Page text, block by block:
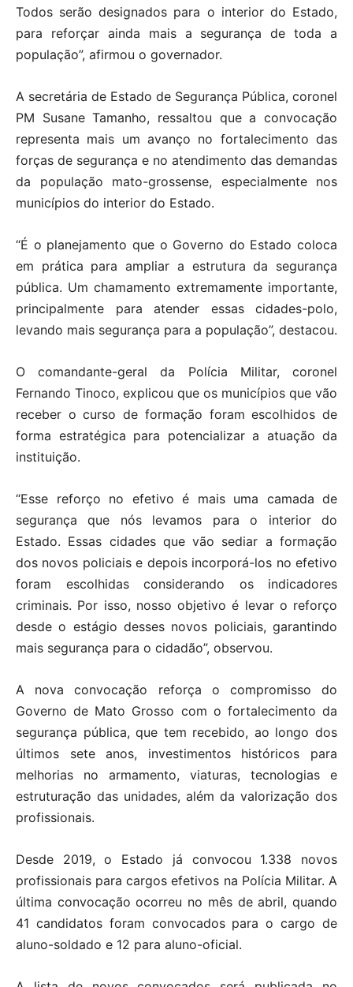
Todos serão designados para o interior do Estado,
para reforçar ainda mais a segurança de toda a
população”, afirmou o governador.
A secretária de Estado de Segurança Pública, coronel
PM Susane Tamanho, ressaltou que a convocação
representa mais um avanço no fortalecimento das
forças de segurança e no atendimento das demandas
da população mato-grossense, especialmente nos
municípios do interior do Estado.
“É o planejamento que o Governo do Estado coloca
em prática para ampliar a estrutura da segurança
pública. Um chamamento extremamente importante,
principalmente para atender essas cidades-polo,
levando mais segurança para a população”, destacou.
O comandante-geral da Polícia Militar, coronel
Fernando Tinoco, explicou que os municípios que vão
receber o curso de formação foram escolhidos de
forma estratégica para potencializar a atuação da
instituição.
“Esse reforço no efetivo é mais uma camada de
segurança que nós levamos para o interior do
Estado. Essas cidades que vão sediar a formação
dos novos policiais e depois incorporá-los no efetivo
foram escolhidas considerando os indicadores
criminais. Por isso, nosso objetivo é levar o reforço
desde o estágio desses novos policiais, garantindo
mais segurança para o cidadão”, observou.
A nova convocação reforça o compromisso do
Governo de Mato Grosso com o fortalecimento da
segurança pública, que tem recebido, ao longo dos
últimos sete anos, investimentos históricos para
melhorias no armamento, viaturas, tecnologias e
estruturação das unidades, além da valorização dos
profissionais.
Desde 2019, o Estado já convocou 1.338 novos
profissionais para cargos efetivos na Polícia Militar. A
última convocação ocorreu no mês de abril, quando
41 candidatos foram convocados para o cargo de
aluno-soldado e 12 para aluno-oficial.